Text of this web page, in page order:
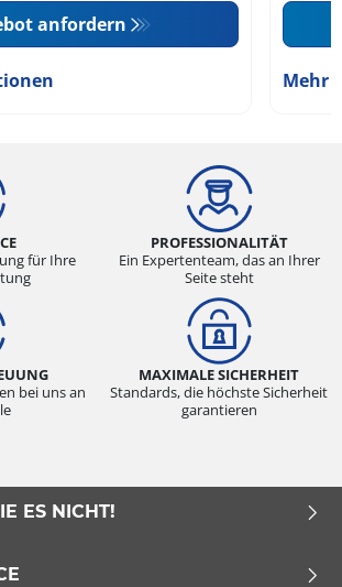
anfordern
Mehr
für Ihre
PROFESSIONALITÄT
Ein Expertenteam, das an Ihrer
Seite steht
bei uns an
MAXIMALE SICHERHEIT
Standards, die höchste Sicherheit
garantieren
ES NICHT!